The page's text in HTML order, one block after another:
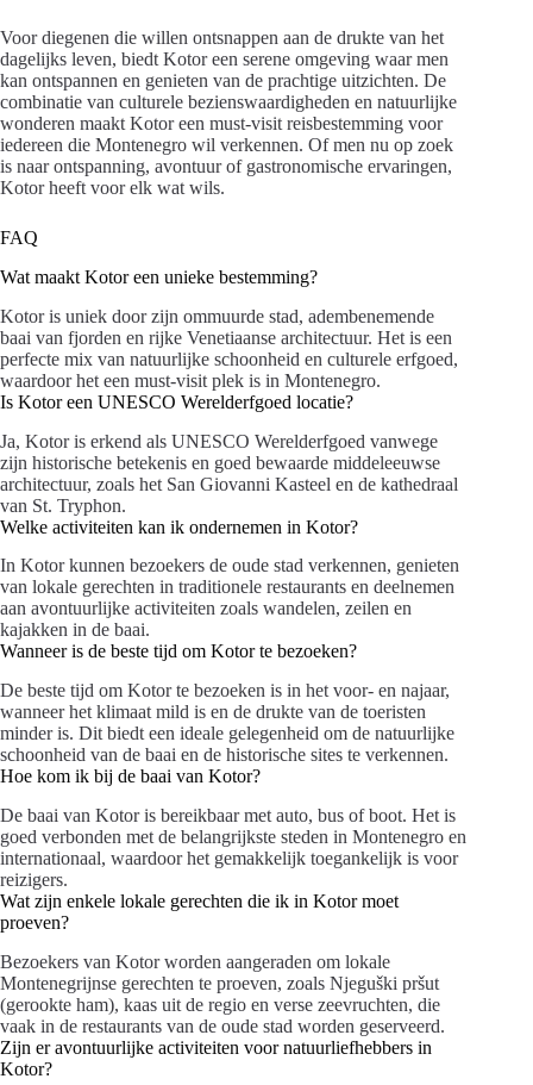
Voor diegenen die willen ontsnappen aan de drukte van het
dagelijks leven, biedt Kotor een serene omgeving waar men
kan ontspannen en genieten van de prachtige uitzichten. De
combinatie van culturele bezienswaardigheden en natuurlijke
wonderen maakt Kotor een must-visit reisbestemming voor
iedereen die Montenegro wil verkennen. Of men nu op zoek
is naar ontspanning, avontuur of gastronomische ervaringen,
Kotor heeft voor elk wat wils.
FAQ
Wat maakt Kotor een unieke bestemming?
Kotor is uniek door zijn ommuurde stad, adembenemende
baai van fjorden en rijke Venetiaanse architectuur. Het is een
perfecte mix van natuurlijke schoonheid en culturele erfgoed,
waardoor het een must-visit plek is in Montenegro.
Is Kotor een UNESCO Werelderfgoed locatie?
Ja, Kotor is erkend als UNESCO Werelderfgoed vanwege
zijn historische betekenis en goed bewaarde middeleeuwse
architectuur, zoals het San Giovanni Kasteel en de kathedraal
van St. Tryphon.
Welke activiteiten kan ik ondernemen in Kotor?
In Kotor kunnen bezoekers de oude stad verkennen, genieten
van lokale gerechten in traditionele restaurants en deelnemen
aan avontuurlijke activiteiten zoals wandelen, zeilen en
kajakken in de baai.
Wanneer is de beste tijd om Kotor te bezoeken?
De beste tijd om Kotor te bezoeken is in het voor- en najaar,
wanneer het klimaat mild is en de drukte van de toeristen
minder is. Dit biedt een ideale gelegenheid om de natuurlijke
schoonheid van de baai en de historische sites te verkennen.
Hoe kom ik bij de baai van Kotor?
De baai van Kotor is bereikbaar met auto, bus of boot. Het is
goed verbonden met de belangrijkste steden in Montenegro en
internationaal, waardoor het gemakkelijk toegankelijk is voor
reizigers.
Wat zijn enkele lokale gerechten die ik in Kotor moet
proeven?
Bezoekers van Kotor worden aangeraden om lokale
Montenegrijnse gerechten te proeven, zoals Njeguški pršut
(gerookte ham), kaas uit de regio en verse zeevruchten, die
vaak in de restaurants van de oude stad worden geserveerd.
Zijn er avontuurlijke activiteiten voor natuurliefhebbers in
Kotor?